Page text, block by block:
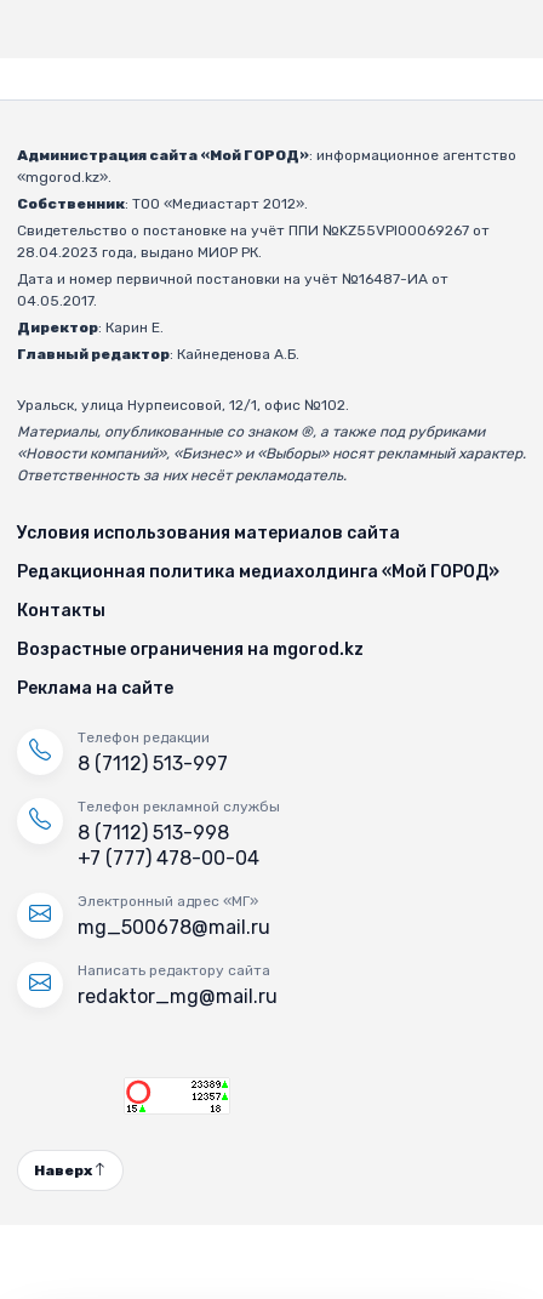
Администрация сайта «Мой ГОРОД»: информационное агентство
«mgorod.kz».
Собственник: ТОО «Медиастарт 2012».
Свидетельство о постановке на учёт ППИ №KZ55VPI00069267 от
28.04.2023 года, выдано МИОР РК.
Дата и номер первичной постановки на учёт №16487-ИА от
04.05.2017.
Директор: Карин Е.
Главный редактор: Кайнеденова А.Б.
Уральск, улица Нурпеисовой, 12/1, офис №102.
Материалы, опубликованные со знаком ®, а также под рубриками
«Новости компаний», «Бизнес» и «Выборы» носят рекламный характер.
Ответственность за них несёт рекламодатель.
Условия использования материалов сайта
Редакционная политика медиахолдинга «Мой ГОРОД»
Контакты
Возрастные ограничения на mgorod.kz
Реклама на сайте
Телефон редакции
8 (7112) 513-997
Телефон рекламной службы
8 (7112) 513-998
+7 (777) 478-00-04
Электронный адрес «МГ»
mg_500678@mail.ru
Написать редактору сайта
redaktor_mg@mail.ru
Наверх